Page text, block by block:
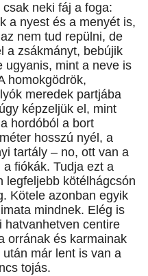
neki fáj a foga:
a nyest és a menyét is,
nem tud repülni, de
a zsákmányt, bebújik
ugyanis, mint a neve is
homokgödrök,
meredek partjába
képzeljük el, mint
hordóból a bort
hosszú nyél, a
tartály – no, ott van a
fiókák. Tudja ezt a
legfeljebb kötélhágcsón
Kötele azonban egyik
mindnek. Elég is
hatvanhetven centire
orrának és karmainak
már lent is van a
tojás.